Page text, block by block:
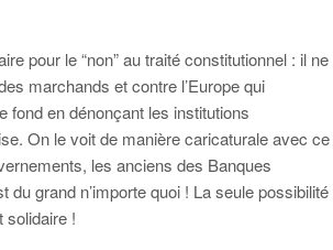
pour le “non” au traité constitutionnel : il ne
marchands et contre l’Europe qui
fond en dénonçant les institutions
On le voit de manière caricaturale avec ce
les anciens des Banques
grand n’importe quoi ! La seule possibilité
solidaire !